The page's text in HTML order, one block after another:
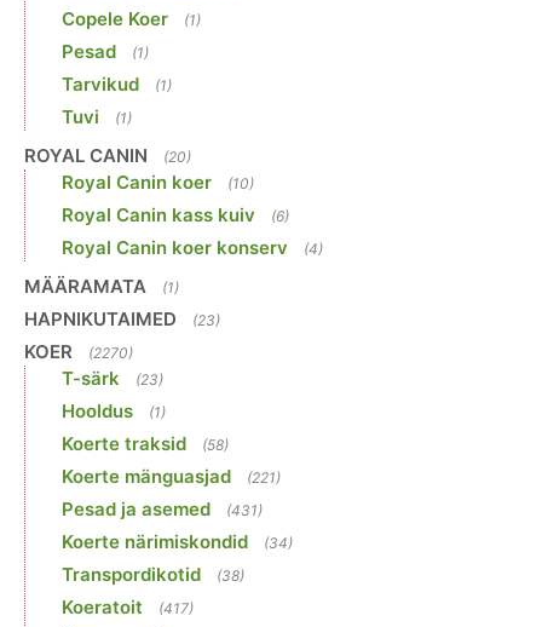
Copele Koer (1)
Pesad (1)
Tarvikud (1)
Tuvi (1)
ROYAL CANIN (20)
Royal Canin koer (10)
Royal Canin kass kuiv (6)
Royal Canin koer konserv (4)
MÄÄRAMATA (1)
HAPNIKUTAIMED (23)
KOER (2270)
T-särk (23)
Hooldus (1)
Koerte traksid (58)
Koerte mänguasjad (221)
Pesad ja asemed (431)
Koerte närimiskondid (34)
Transpordikotid (38)
Koeratoit (417)